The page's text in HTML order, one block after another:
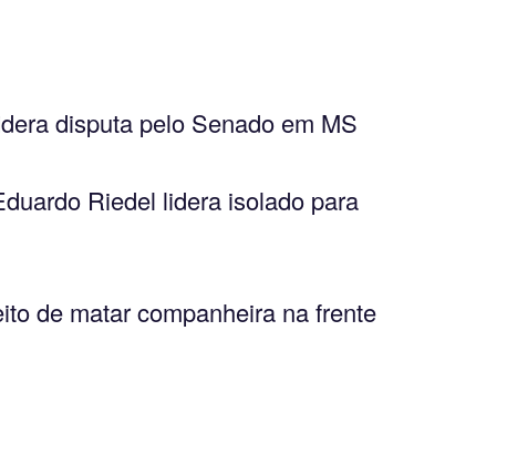
disputa pelo Senado em MS
Riedel lidera isolado para
de matar companheira na frente